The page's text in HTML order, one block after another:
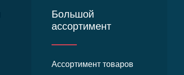
Большой
ассортимент
Ассортимент товаров